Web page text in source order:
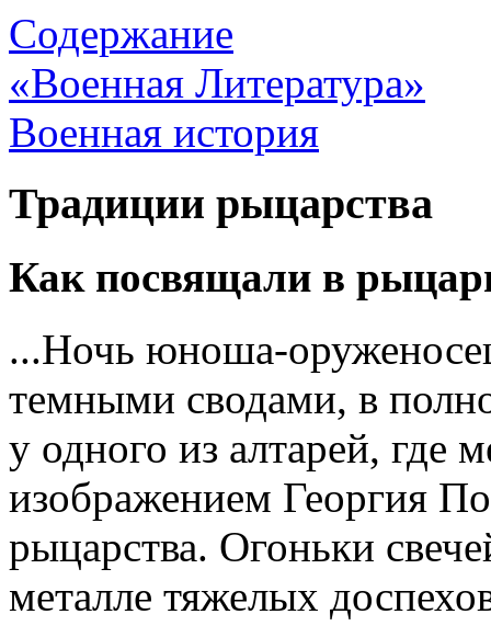
Содержание
«Военная Литература»
Военная история
Традиции рыцарства
Как посвящали в
...Ночь юноша-
темными сводами, в
у одного из алтарей, где
изображением Георгия
рыцарства. Огоньки
металле тяжелых